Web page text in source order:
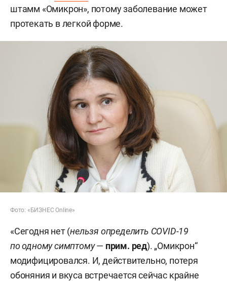
штамм «Омикрон», потому заболевание может
протекать в легкой форме.
Фото: «БИЗНЕС Online»
«Сегодня нет (нельзя определить COVID-19
по одному симптому— прим. ред). „Омикрон“
модифицировался. И, действительно, потеря
обоняния и вкуса встречается сейчас крайне